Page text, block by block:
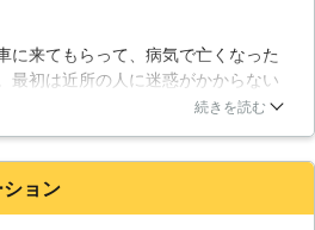
葬をおこなっているところが多いと聞
いたのだけど、大事な家族のお別れは
一対一でおこないたいです。確かにこ
れが最後になるので、気の済むまでペ
ットちゃんと対峙してあげたいという
お気持ちは痛いほど、よくわかりま
す。 そんなお客様のお気持ちを配慮
せてください。
に来てもらって、病気で亡くなった
最初は近所の人に迷惑がかからない
が、音も煙もほとんど出なかったの
るなど、サービスも充実していま
続きを読む
ョン